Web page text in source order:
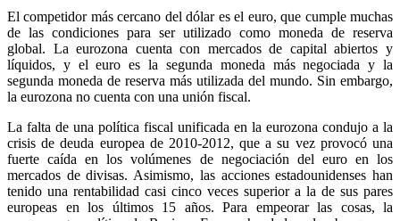
El competidor más cercano del dólar es el euro, que cumple muchas
de las condiciones para ser utilizado como moneda de reserva
global. La eurozona cuenta con mercados de capital abiertos y
líquidos, y el euro es la segunda moneda más negociada y la
segunda moneda de reserva más utilizada del mundo. Sin embargo,
la eurozona no cuenta con una unión fiscal.
La falta de una política fiscal unificada en la eurozona condujo a la
crisis de deuda europea de 2010-2012, que a su vez provocó una
fuerte caída en los volúmenes de negociación del euro en los
mercados de divisas. Asimismo, las acciones estadounidenses han
tenido una rentabilidad casi cinco veces superior a la de sus pares
europeas en los últimos 15 años. Para empeorar las cosas, la